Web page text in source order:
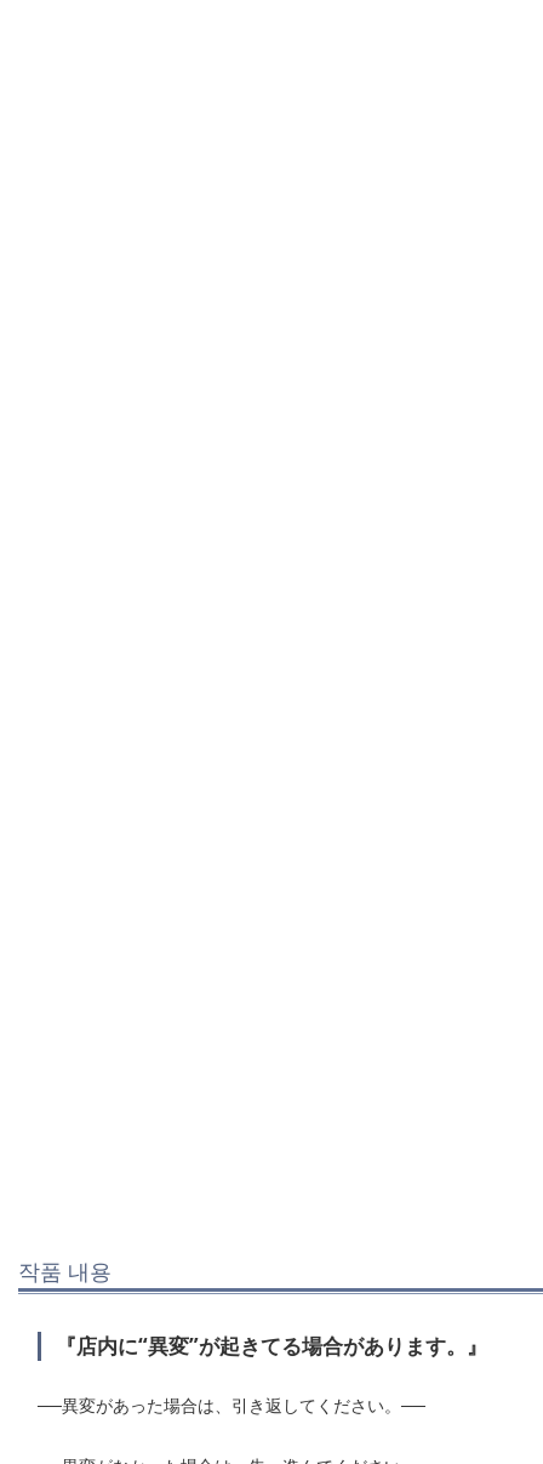
작품 내용
『店内に“異変”が起きてる場合があります。』
──異変があった場合は、引き返してください。──